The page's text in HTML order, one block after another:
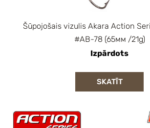
Šūpojošais vizulis Akara Action
#AB-78 (65мм /21g)
Izpārdots
SKATĪT